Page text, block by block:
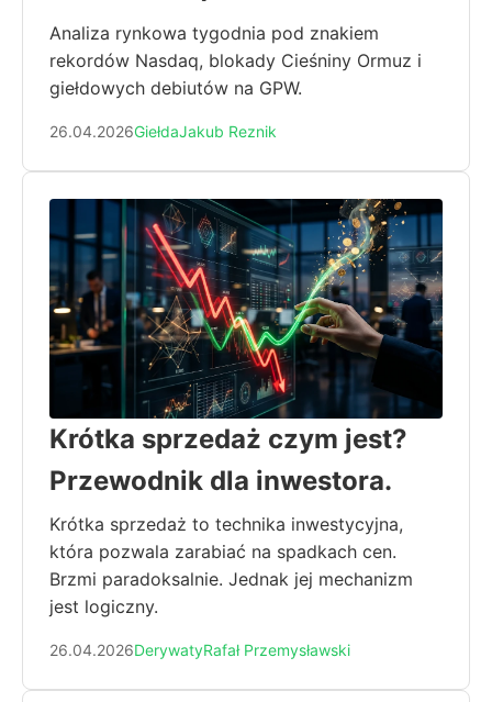
Analiza rynkowa tygodnia pod znakiem
rekordów Nasdaq, blokady Cieśniny Ormuz i
giełdowych debiutów na GPW.
26.04.2026GiełdaJakub Reznik
Krótka sprzedaż czym jest?
Przewodnik dla inwestora.
Krótka sprzedaż to technika inwestycyjna,
która pozwala zarabiać na spadkach cen.
Brzmi paradoksalnie. Jednak jej mechanizm
jest logiczny.
26.04.2026DerywatyRafał Przemysławski